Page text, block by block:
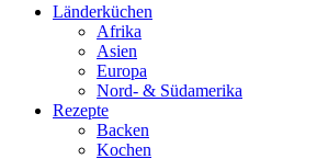
Länderküchen
Afrika
Asien
Europa
Nord- & Südamerika
Rezepte
Backen
Kochen